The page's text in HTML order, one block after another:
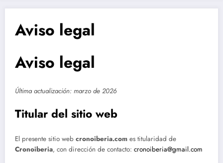
Aviso legal
Aviso legal
Última actualización: marzo de 2026
Titular del sitio web
El presente sitio web cronoiberia.com es titularidad de
Cronoiberia, con dirección de contacto: cronoiberia@gmail.com